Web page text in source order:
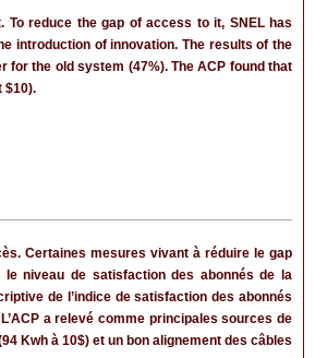
reduce the gap of access to it, SNEL has
introduction of innovation. The results of the
the old system (47%). The ACP found that
$10).
Certaines mesures vivant à réduire le gap
le niveau de satisfaction des abonnés de la
de l’indice de satisfaction des abonnés
a relevé comme principales sources de
Kwh à 10$) et un bon alignement des câbles